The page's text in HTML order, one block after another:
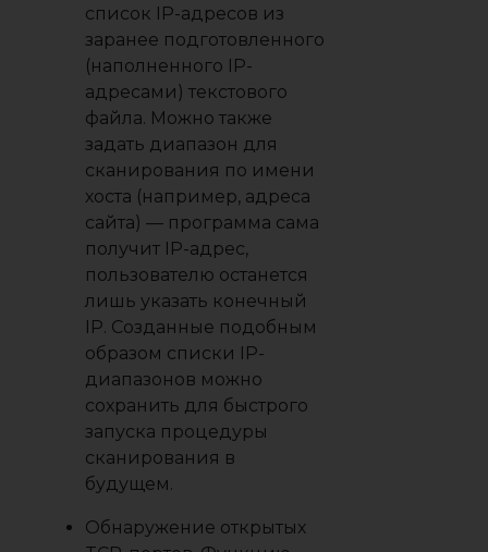
список IP-адресов из
заранее подготовленного
(наполненного IP-
адресами) текстового
файла. Можно также
задать диапазон для
сканирования по имени
хоста (например, адреса
сайта) — программа сама
получит IP-адрес,
пользователю останется
лишь указать конечный
IP. Созданные подобным
образом списки IP-
диапазонов можно
сохранить для быстрого
запуска процедуры
сканирования в
будущем.
Обнаружение открытых